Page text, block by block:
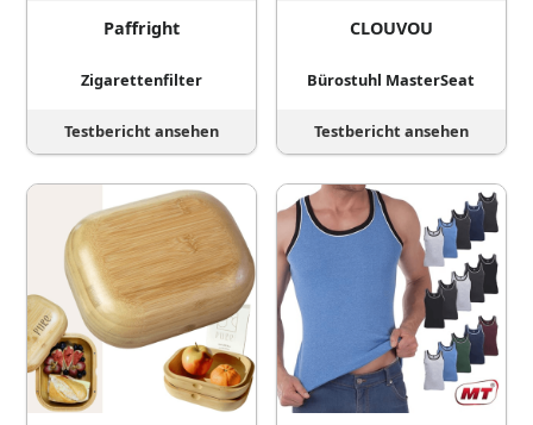
Paffright
Zigarettenfilter
Testbericht ansehen
CLOUVOU
Bürostuhl MasterSeat
Testbericht ansehen